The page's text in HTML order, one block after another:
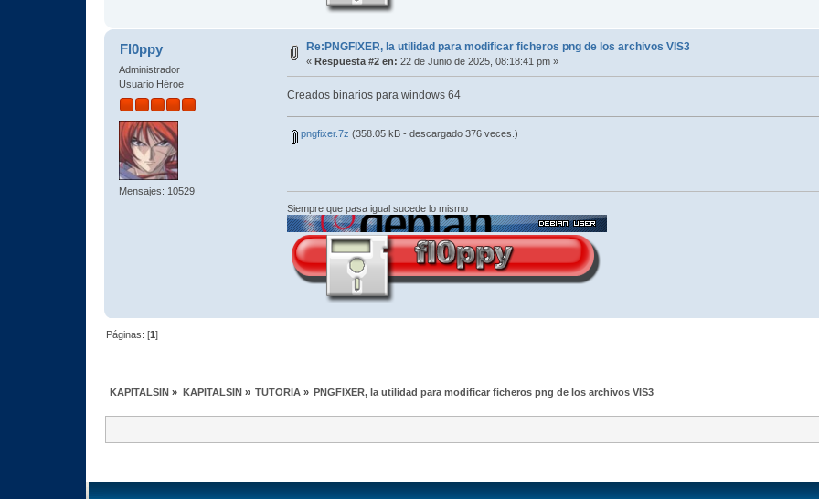
Fl0ppy
Administrador
Usuario Héroe
Mensajes: 10529
Re:PNGFIXER, la utilidad para modificar ficheros png de los archivos VIS3
« Respuesta #2 en: 22 de Junio de 2025, 08:18:41 pm »
Creados binarios para windows 64
pngfixer.7z (358.05 kB - descargado 376 veces.)
Siempre que pasa igual sucede lo mismo
Páginas: [1]
KAPITALSIN » KAPITALSIN » TUTORIA » PNGFIXER, la utilidad para modificar ficheros png de los archivos VIS3